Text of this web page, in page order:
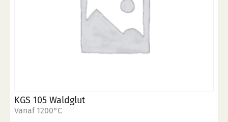
KGS 105 Waldglut
Vanaf 1200°C